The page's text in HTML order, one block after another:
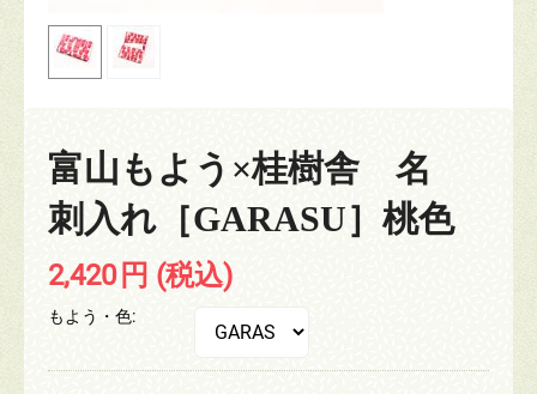
富山もよう×桂樹舎 名
刺入れ［GARASU］桃色
2,420 円 (税込)
もよう・色: